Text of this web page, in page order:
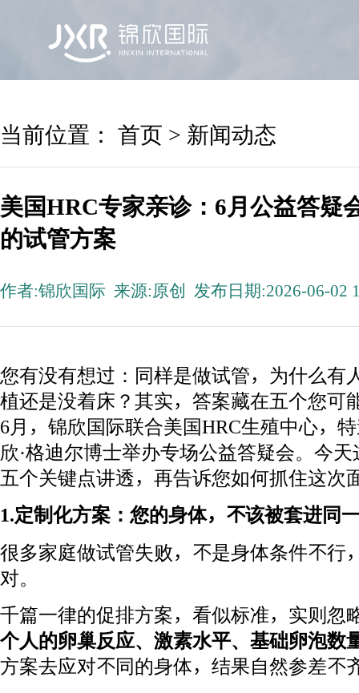
当前位置： 首页 > 新闻动态
美国HRC专家亲诊：6月公益答疑
的试管方案
作者:锦欣国际 来源:原创 发布日期:2026-06-02
您有没有想过：同样是做试管，为什么有
植还是没着床？其实，答案藏在五个您可
6月，锦欣国际联合美国HRC生殖中心，
欣·格迪尔博士举办专场公益答疑会。今
五个关键点讲透，再告诉您如何抓住这次
1.定制化方案：您的身体，不该被套进同
很多家庭做试管失败，不是身体条件不行
对。
千篇一律的促排方案，看似标准，实则
个人的卵巢反应、激素水平、基础卵泡数
方案去应对不同的身体，结果自然参差不